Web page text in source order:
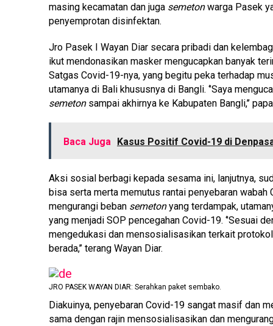
masing kecamatan dan juga semetonwarga Pasek
penyemprotan disinfektan.
Jro Pasek I Wayan Diar secara pribadi dan
ikut mendonasikan masker mengucapkan banyak
Satgas Covid-19-nya, yang begitu peka terhadap
utamanya di Bali khususnya di Bangli. ‘’Saya
semetonsampai akhirnya ke Kabupaten Bangli,’’
Baca Juga Kasus Positif Covid-19 di
Aksi sosial berbagi kepada sesama ini, lanjutnya,
bisa serta merta memutus rantai penyebaran
mengurangi beban semetonyang terdampak,
yang menjadi SOP pencegahan Covid-19. ‘’Sesuai
mengedukasi dan mensosialisasikan terkait
berada,’’ terang Wayan Diar.
JRO PASEK WAYAN DIAR: Serahkan paket sembako.
Diakuinya, penyebaran Covid-19 sangat masif dan
sama dengan rajin mensosialisasikan dan